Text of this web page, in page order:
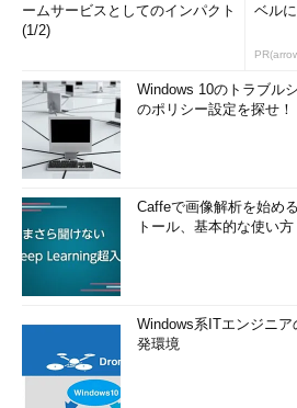
ームサービスとしてのインパクト
(1/2)
ベルに
Windows 10のトラブル
のポリシー設定を探せ！
Caffeで画像解析を始め
トール、基本的な使い
Windows系ITエンジニ
発環境